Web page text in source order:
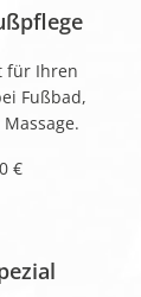
für Ihren
Fußbad,
€